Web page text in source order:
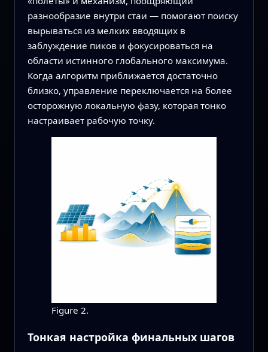
разнообразие внутри стаи — помогают поиску
вырываться из мелких вводящих в
заблуждение пиков и фокусироваться на
области истинного глобального максимума.
Когда алгоритм приближается достаточно
близко, управление переключается на более
осторожную локальную фазу, которая тонко
настраивает рабочую точку.
Figure 2.
Тонкая настройка финальных шагов